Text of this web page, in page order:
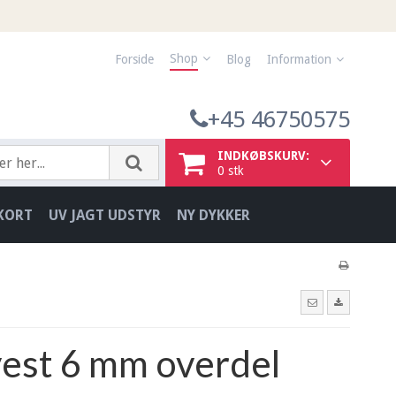
Forside Shop Blog Information
+45 46750575
INDKØBSKURV:
0 stk
UV JAGT UDSTYR NY DYKKER
6 mm overdel